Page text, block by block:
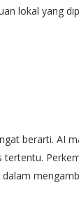
lokal yang
berarti. AI